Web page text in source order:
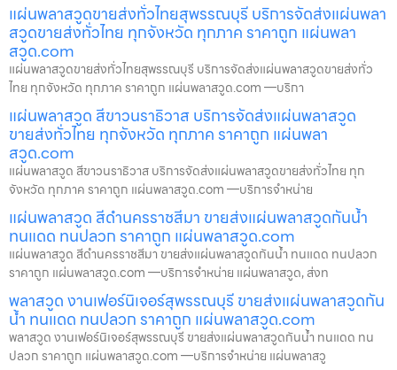
แผ่นพลาสวูดขายส่งทั่วไทยสุพรรณบุรี บริการจัดส่งแผ่นพลา
สวูดขายส่งทั่วไทย ทุกจังหวัด ทุกภาค ราคาถูก แผ่นพลา
สวูด.com
แผ่นพลาสวูดขายส่งทั่วไทยสุพรรณบุรี บริการจัดส่งแผ่นพลาสวูดขายส่งทั่ว
ไทย ทุกจังหวัด ทุกภาค ราคาถูก แผ่นพลาสวูด.com —บริกา
แผ่นพลาสวูด สีขาวนราธิวาส บริการจัดส่งแผ่นพลาสวูด
ขายส่งทั่วไทย ทุกจังหวัด ทุกภาค ราคาถูก แผ่นพลา
สวูด.com
แผ่นพลาสวูด สีขาวนราธิวาส บริการจัดส่งแผ่นพลาสวูดขายส่งทั่วไทย ทุก
จังหวัด ทุกภาค ราคาถูก แผ่นพลาสวูด.com —บริการจำหน่าย
แผ่นพลาสวูด สีดำนครราชสีมา ขายส่งแผ่นพลาสวูดกันน้ำ
ทนแดด ทนปลวก ราคาถูก แผ่นพลาสวูด.com
แผ่นพลาสวูด สีดำนครราชสีมา ขายส่งแผ่นพลาสวูดกันน้ำ ทนแดด ทนปลวก
ราคาถูก แผ่นพลาสวูด.com —บริการจำหน่าย แผ่นพลาสวูด, ส่งท
พลาสวูด งานเฟอร์นิเจอร์สุพรรณบุรี ขายส่งแผ่นพลาสวูดกัน
น้ำ ทนแดด ทนปลวก ราคาถูก แผ่นพลาสวูด.com
พลาสวูด งานเฟอร์นิเจอร์สุพรรณบุรี ขายส่งแผ่นพลาสวูดกันน้ำ ทนแดด ทน
ปลวก ราคาถูก แผ่นพลาสวูด.com —บริการจำหน่าย แผ่นพลาสวู